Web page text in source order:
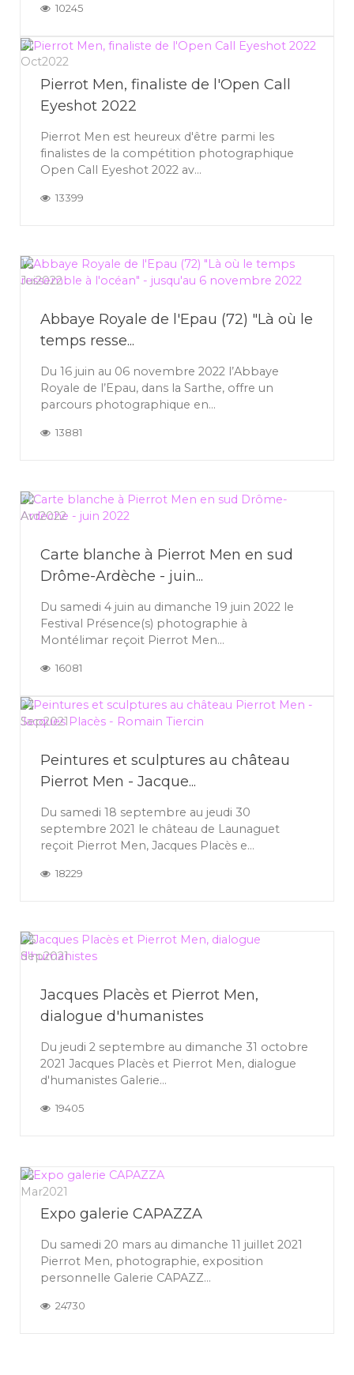
10245
31
Oct2022
Pierrot Men, finaliste de l'Open Call
Eyeshot 2022
Pierrot Men est heureux d'être parmi les
finalistes de la compétition photographique
Open Call Eyeshot 2022 av...
13399
16
Jui2022
Abbaye Royale de l'Epau (72) "Là où le
temps resse...
Du 16 juin au 06 novembre 2022 l’Abbaye
Royale de l’Epau, dans la Sarthe, offre un
parcours photographique en...
13881
30
Avr2022
Carte blanche à Pierrot Men en sud
Drôme-Ardèche - juin...
Du samedi 4 juin au dimanche 19 juin 2022 le
Festival Présence(s) photographie à
Montélimar reçoit Pierrot Men...
16081
24
Sep2021
Peintures et sculptures au château
Pierrot Men - Jacque...
Du samedi 18 septembre au jeudi 30
septembre 2021 le château de Launaguet
reçoit Pierrot Men, Jacques Placès e...
18229
06
Sep2021
Jacques Placès et Pierrot Men,
dialogue d'humanistes
Du jeudi 2 septembre au dimanche 31 octobre
2021 Jacques Placès et Pierrot Men, dialogue
d'humanistes Galerie...
19405
26
Mar2021
Expo galerie CAPAZZA
Du samedi 20 mars au dimanche 11 juillet 2021
Pierrot Men, photographie, exposition
personnelle Galerie CAPAZZ...
24730